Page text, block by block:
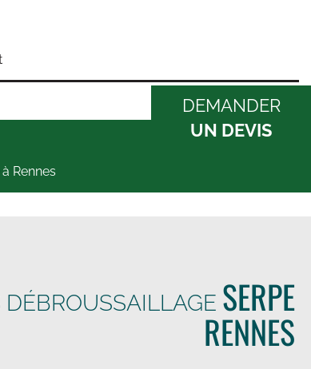
DEMANDER
UN DEVIS
Rennes
DÉBROUSSAILLAGE SERPE
RENNES